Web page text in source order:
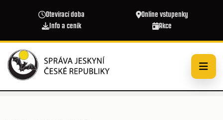
Otevírací doba
Online vstupenky
Info a ceník
Akce